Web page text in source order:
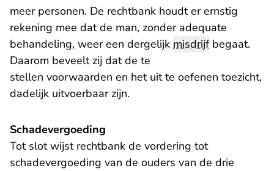
meer personen. De rechtbank houdt er ernstig
rekening mee dat de man, zonder adequate
behandeling, weer een dergelijk misdrijfbegaat.
Daarom beveelt zij dat de te
stellen voorwaarden en het uit te oefenen toezicht,
dadelijk uitvoerbaar zijn.
Schadevergoeding
Tot slot wijst rechtbank de vordering tot
schadevergoeding van de ouders van de drie